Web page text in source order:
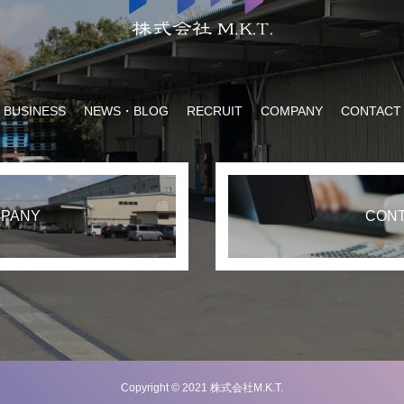
BUSINESS NEWS・BLOG RECRUIT COMPANY CONTACT
Copyright © 2021 株式会社M.K.T.